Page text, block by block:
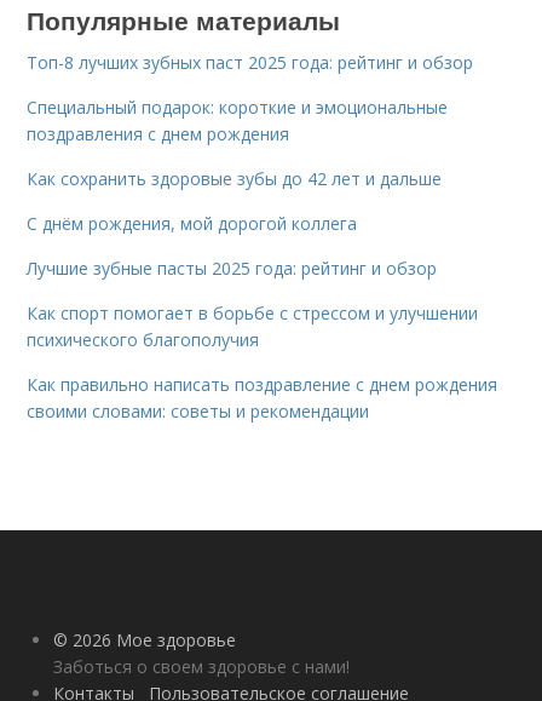
Популярные материалы
Топ-8 лучших зубных паст 2025 года: рейтинг и обзор
Специальный подарок: короткие и эмоциональные
поздравления с днем рождения
Как сохранить здоровые зубы до 42 лет и дальше
С днём рождения, мой дорогой коллега
Лучшие зубные пасты 2025 года: рейтинг и обзор
Как спорт помогает в борьбе с стрессом и улучшении
психического благополучия
Как правильно написать поздравление с днем рождения
своими словами: советы и рекомендации
© 2026 Мое здоровье
Заботься о своем здоровье с нами!
Контакты
Пользовательское соглашение